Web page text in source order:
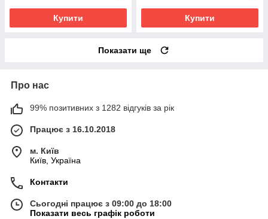
Купити Купити
Показати ще
Про нас
99% позитивних з 1282 відгуків за рік
Працює з 16.10.2018
м. Київ
Київ, Україна
Контакти
Сьогодні працює з 09:00 до 18:00
Показати весь графік роботи